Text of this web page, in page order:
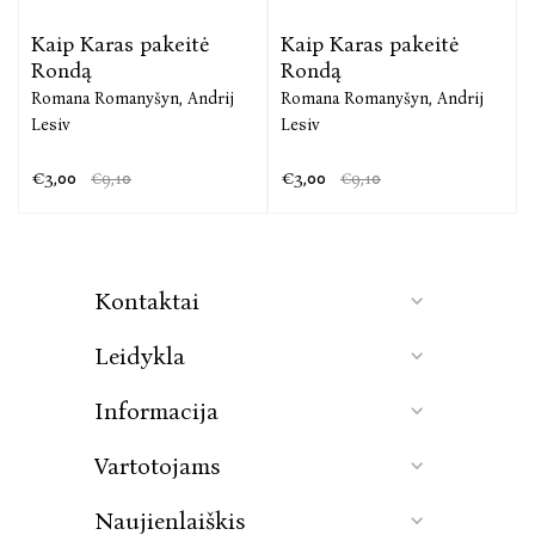
Kaip Karas pakeitė
Rondą
Romana Romanyšyn, Andrij
Lesiv
€3,00 €9,10
Kaip Karas pakeitė
Rondą
Romana Romanyšyn, Andrij
Lesiv
€3,00 €9,10
Kontaktai
Leidykla
Informacija
Vartotojams
Naujienlaiškis